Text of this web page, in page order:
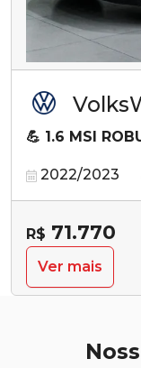
💪 1.6 MSI
2022/2023
R$ 71.770
Ver mais